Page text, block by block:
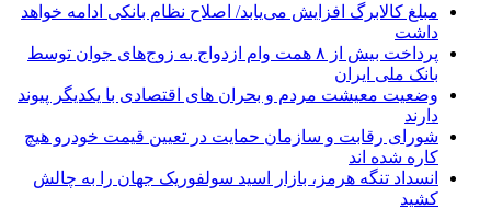
مبلغ کالابرگ افزایش می‌یابد/ اصلاح نظام بانکی ادامه خواهد
داشت
پرداخت بیش از ۸ همت وام ازدواج به زوج‌های جوان توسط
بانک ملی ایران
وضعیت معیشت مردم و بحران های اقتصادی با یکدیگر پیوند
دارند
شورای رقابت و سازمان حمایت در تعیین قیمت خودرو هیچ
کاره شده اند
انسداد تنگه هرمز، بازار اسید سولفوریک جهان را به چالش
کشید